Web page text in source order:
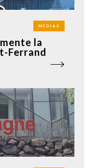
MÉDIAS
la
Ferrand